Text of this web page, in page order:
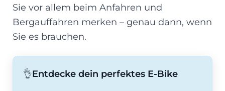
Sie vor allem beim Anfahren und
Bergauffahren merken – genau dann, wenn
Sie es brauchen.
👌Entdecke dein perfektes E-Bike